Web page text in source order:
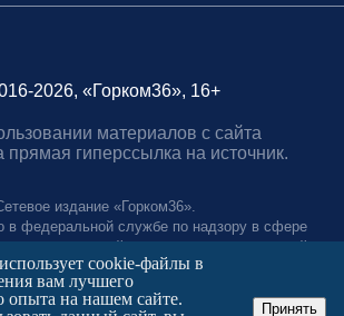
2026, «Горком36», 16+
материалов с сайта
прямая гиперссылка на источник.
издание «Горком36».
в федеральной службе по надзору в сфере
технологий и массовых коммуникаций.
ЭЛ № ФС77-88966 от 21 января 2025 г.
автономное учреждение "Агентство
городских коммуникаций"
cookie-файлы в
вам лучшего
опыта на нашем сайте.
Принять